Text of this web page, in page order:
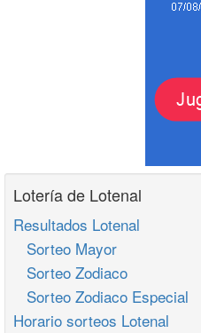
Lotería de Lotenal
Resultados Lotenal
Sorteo Mayor
Sorteo Zodiaco
Sorteo Zodiaco Especial
Horario sorteos Lotenal